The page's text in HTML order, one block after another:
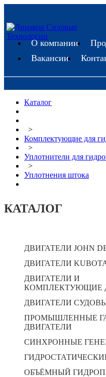
О компании
Вакансии
Каталог
>
Комплектующие для
>
Уплотнители для
>
Уплотнения штока
КАТАЛОГ
ДВИГАТЕЛИ JOHN
ДВИГАТЕЛИ
ДВИГАТЕЛИ И
КОМПЛЕКТУЮЩИЕ
ДВИГАТЕЛИ
ПРОМЫШЛЕННЫЕ
ДВИГАТЕЛИ
СИНХРОННЫЕ
ОБЪЁМНЫЙ